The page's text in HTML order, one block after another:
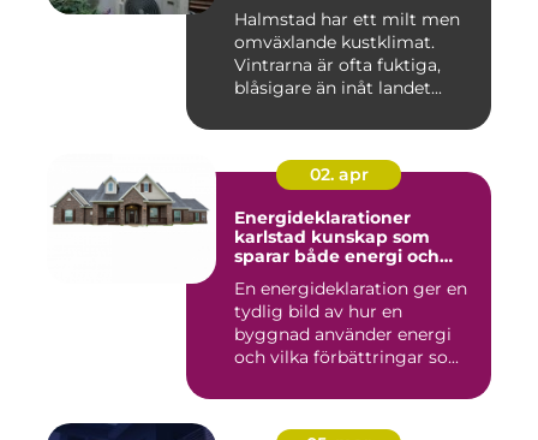
Halmstad har ett milt men
omväxlande kustklimat.
Vintrarna är ofta fuktiga,
blåsigare än inåt landet...
02. apr
Energideklarationer
karlstad kunskap som
sparar både energi och
En energideklaration ger en
tydlig bild av hur en
byggnad använder energi
och vilka förbättringar so...